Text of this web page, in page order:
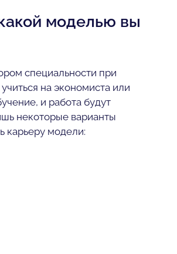
моделью вы
специальности при
на экономиста или
и работа будут
некоторые варианты
карьеру модели: